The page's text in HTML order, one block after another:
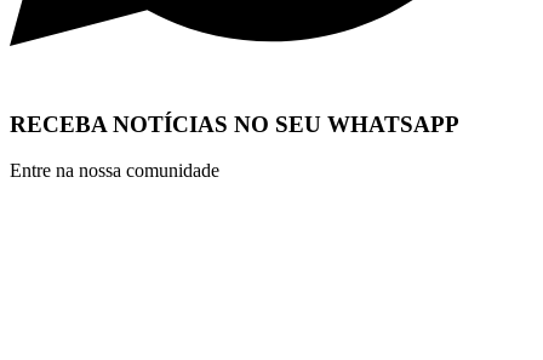
RECEBA NOTÍCIAS NO SEU WHATSAPP
Entre na nossa comunidade